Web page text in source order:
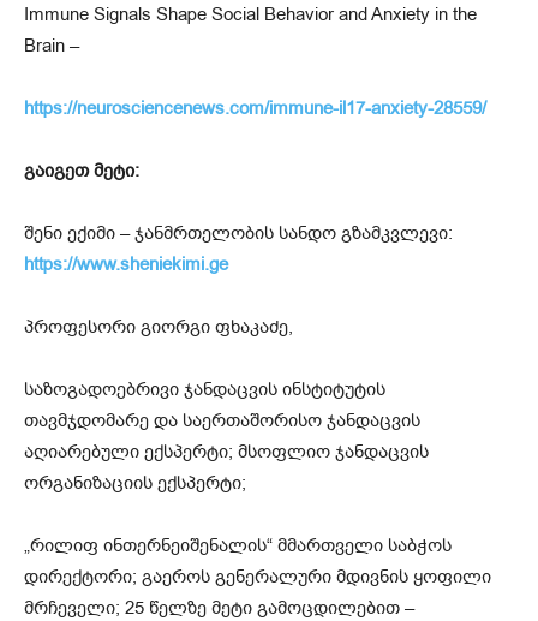
Immune Signals Shape Social Behavior and Anxiety in the
Brain –
https://neurosciencenews.com/immune-il17-anxiety-28559/
გაიგეთ მეტი:
შენი ექიმი – ჯანმრთელობის სანდო გზამკვლევი:
https://www.sheniekimi.ge
პროფესორი გიორგი ფხაკაძე,
საზოგადოებრივი ჯანდაცვის ინსტიტუტის
თავმჯდომარე და საერთაშორისო ჯანდაცვის
აღიარებული ექსპერტი; მსოფლიო ჯანდაცვის
ორგანიზაციის ექსპერტი;
„რილიფ ინთერნეიშენალის“ მმართველი საბჭოს
დირექტორი; გაეროს გენერალური მდივნის ყოფილი
მრჩეველი; 25 წელზე მეტი გამოცდილებით –